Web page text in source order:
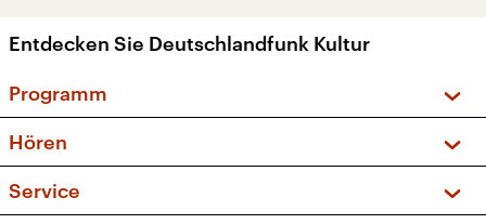
Entdecken Sie Deutschlandfunk Kultur
Programm
Sendungen und Podcasts
Musikliste
Hören
Frequenzen (UKW + DAB+)
Service